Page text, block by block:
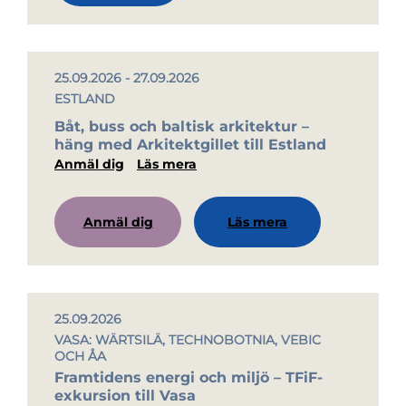
25.09.2026 - 27.09.2026
ESTLAND
Båt, buss och baltisk arkitektur –
häng med Arkitektgillet till Estland
Anmäl dig Läs mera
Anmäl dig Läs mera
25.09.2026
VASA: WÄRTSILÄ, TECHNOBOTNIA, VEBIC
OCH ÅA
Framtidens energi och miljö – TFiF-
exkursion till Vasa